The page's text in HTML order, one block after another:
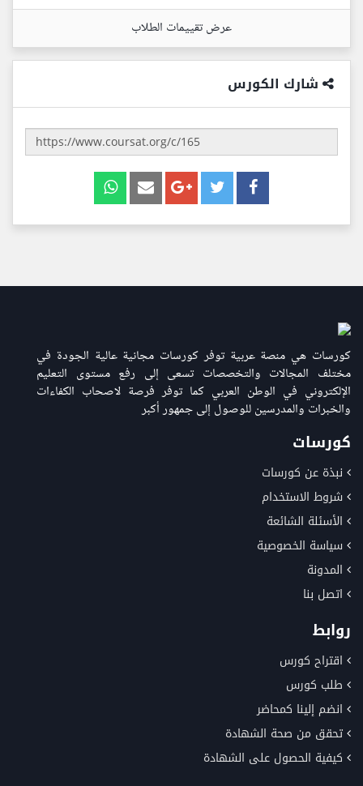
عرض تقييمات الطلاب
شارك الكورس
كورسات هي منصة عربية توفر كورسات مجانية عالية الجودة في
مختلف المجالات والتخصصات تسعى إلى رفع مستوى التعليم
الإلكتروني في الوطن العربي كما توفر فرصة لاصحاب الكفاءات
والخبرات والمدرسين للوصول إلى جمهور أكبر
كورسات
نبذة عن كورسات
شروط الاستخدام
الأسئلة الشائعة
سياسة الخصوصية
المدونة
اتصل بنا
روابط
اقتراح كورس
طلب كورس
انضم إلينا كمحاضر
تحقق من صحة الشهادة
كيفية الحصول على الشهادة